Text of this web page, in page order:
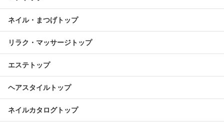
ネイル・まつげトップ
リラク・マッサージトップ
エステトップ
ヘアスタイルトップ
ネイルカタログトップ